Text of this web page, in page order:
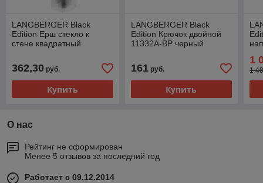
LANGBERGER Black
Edition Ерш стекло к
стене квадратный
362,30 руб.
Купить
LANGBERGER Black
Edition Крючок двойной
11332А-BP черный
161руб.
Купить
1
1
О нас
Рейтинг не сформирован
Менее 5 отзывов за последний год
Работает с 09.12.2014